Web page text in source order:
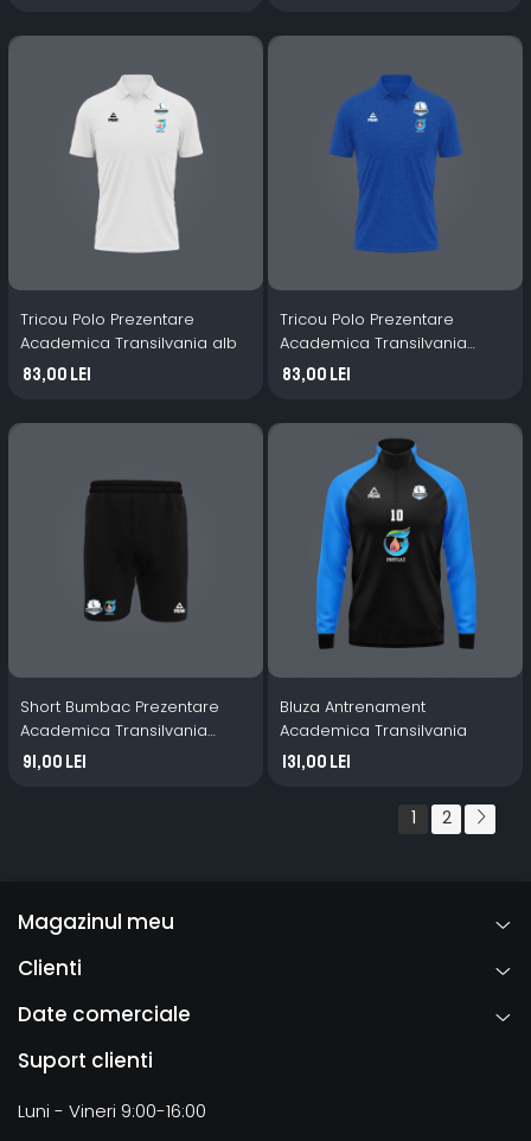
Tricou Polo Prezentare
Academica Transilvania alb
83,00 Lei
Tricou Polo Prezentare
Academica Transilvania
albastru
83,00 Lei
Short Bumbac Prezentare
Academica Transilvania
negru
91,00 Lei
Bluza Antrenament
Academica Transilvania
131,00 Lei
1 2
Magazinul meu
Clienti
Date comerciale
Suport clienti
Luni - Vineri 9:00-16:00